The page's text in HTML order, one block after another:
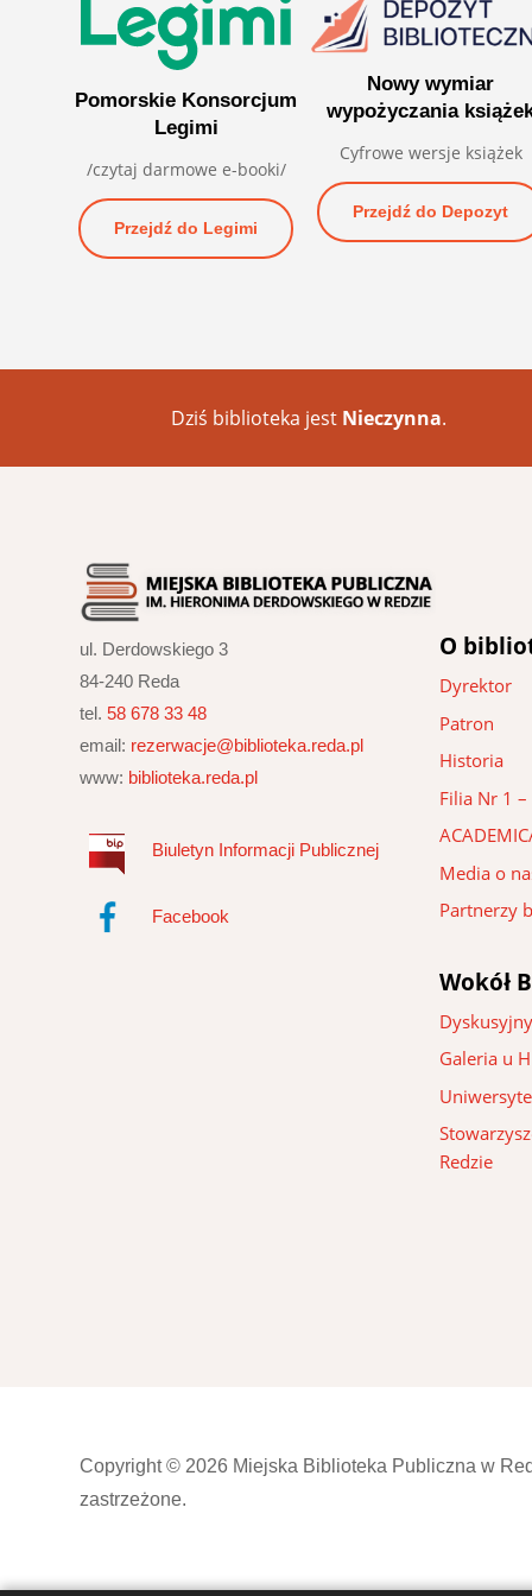
Pomorskie Konsorcjum
Legimi
/czytaj darmowe e-booki/
Przejdź do Legimi
Nowy wymiar
wypożyczania
Cyfrowe wersje książek
Przejdź do Depozyt
Dziś biblioteka jest Nieczynna.
ul. Derdowskiego 3
84-240 Reda
tel.58 678 33 48
email: rezerwacje@biblioteka.reda.pl
www: biblioteka.reda.pl
Biuletyn Informacji Publicznej
Facebook
O
Dyrektor
Patron
Historia
Filia Nr 1 –
Media o
Partnerzy
Wokół
Galeria u
Redzie
Copyright © 2026 Miejska Biblioteka Publiczna w
zastrzeżone.